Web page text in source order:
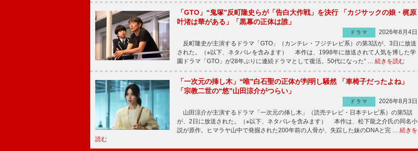
「GTO」“鬼塚”反町隆史らが「告白大作戦」を決行 「カジサックの娘・梶原
叶渚は華がある」「黒幕の正体は誰」
ドラマ
2026年8月4日
反町隆史が主演するドラマ「GTO」（カンテレ・フジテレビ系）の第3話が、3日に放送
された。（※以下、ネタバレを含みます） 本作は、1998年に放送されて人気を博した学
園ドラマ「GTO」が28年ぶりに連続ドラマとして復活。50代になった“ … 続きを読む
「一次元の挿し木」“唯”白石聖の正体が判明し騒然 「車椅子だったよね」
「宗教二世の“悠”山田涼介がつらい」
ドラマ
2026年8月3日
山田涼介が主演するドラマ「一次元の挿し木」（読売テレビ・日本テレビ系）の第5話
が、2日に放送された。（※以下、ネタバレを含みます） 本作は、松下龍之介氏の同名小
説が原作。ヒマラヤ山中で発掘された200年前の人骨が、失踪した妹のDNAと完 … 続きを
読む